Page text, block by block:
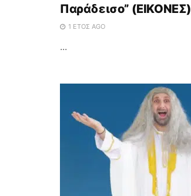
Παράδεισο” (ΕΙΚΟΝΕΣ)
1 ΈΤΟΣ AGO
...